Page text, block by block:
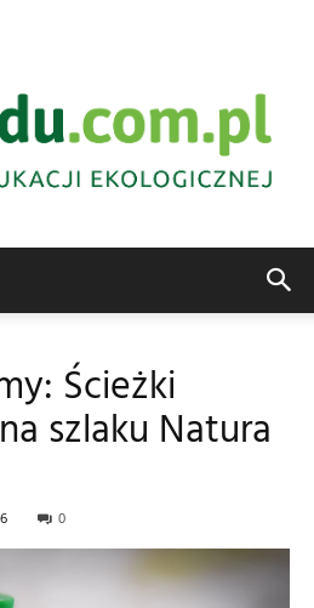
ekologiczna
Abrys
Ścieżki
szlaku Natura
0